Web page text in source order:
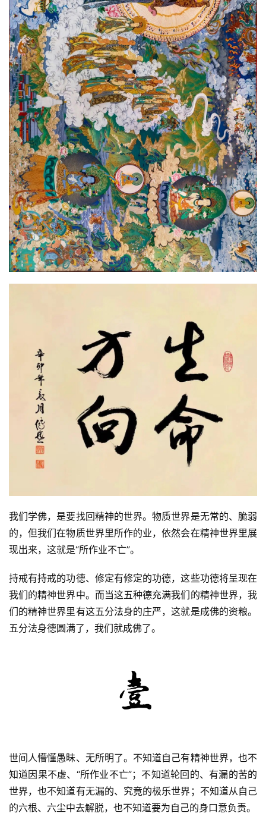
我们学佛，是要找回精神的世界。物质世界是无常的、脆弱
的，但我们在物质世界里所作的业，依然会在精神世界里展
现出来，这就是“所作业不亡”。
持戒有持戒的功德、修定有修定的功德，这些功德将呈现在
我们的精神世界中。而当这五种德充满我们的精神世界，我
们的精神世界里有这五分法身的庄严，这就是成佛的资粮。
五分法身德圆满了，我们就成佛了。
世间人懵懂愚昧、无所明了。不知道自己有精神世界，也不
知道因果不虚、“所作业不亡”；不知道轮回的、有漏的苦的
世界，也不知道有无漏的、究竟的极乐世界；不知道从自己
的六根、六尘中去解脱，也不知道要为自己的身口意负责。